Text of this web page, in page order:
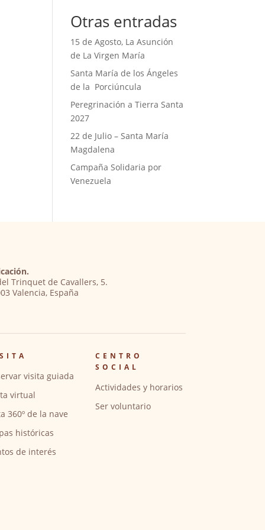
Otras entradas
15 de Agosto, La Asunción
de La Virgen María
Santa María de los Ángeles
de la Porciúncula
Peregrinación a Tierra Santa
2027
22 de Julio – Santa María
Magdalena
Campaña Solidaria por
Venezuela
Trinquet de Cavallers, 5.
Valencia, España
visita guiada
virtual
360º de la nave
históricas
de interés
CENTRO
SOCIAL
Actividades y horarios
Ser voluntario